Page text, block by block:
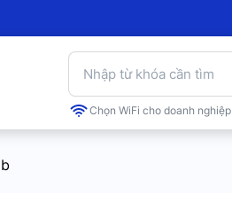
Chọn WiFi cho doanh nghiệp